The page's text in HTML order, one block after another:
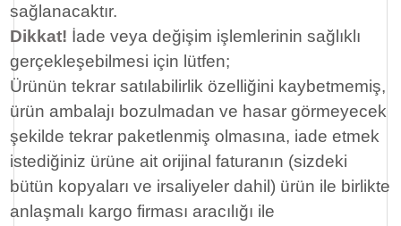
sağlanacaktır.
Dikkat! İade veya değişim işlemlerinin sağlıklı
gerçekleşebilmesi için lütfen;
Ürünün tekrar satılabilirlik özelliğini kaybetmemiş,
ürün ambalajı bozulmadan ve hasar görmeyecek
şekilde tekrar paketlenmiş olmasına, iade etmek
istediğiniz ürüne ait orijinal faturanın (sizdeki
bütün kopyaları ve irsaliyeler dahil) ürün ile birlikte
anlaşmalı kargo firması aracılığı ile